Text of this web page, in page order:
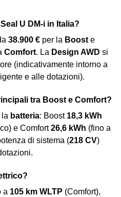
U DM-i in Italia?
38.900 € per la Boost e
Comfort. La Design AWD si
(indicativamente intorno a
e alle dotazioni).
tra Boost e Comfort?
la batteria: Boost 18,3 kWh
e Comfort26,6 kWh (fino a
di sistema (218 CV)
a 105 km WLTP (Comfort),